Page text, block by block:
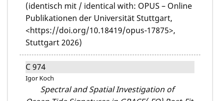
(identisch mit / identical with: OPUS – Online
Publikationen der Universität Stuttgart,
<https://doi.org/10.18419/opus-17875>,
Stuttgart 2026)
C 974
Igor Koch
Spectral and Spatial Investigation of